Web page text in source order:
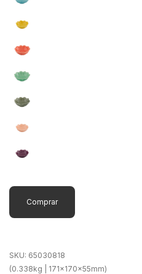
selected
Comprar
SKU: 65030818
(0.338kg | 171x170x55mm)